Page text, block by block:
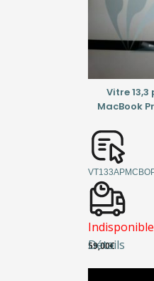
Détails
Vitre
MacBook
Indisponible
59,00€